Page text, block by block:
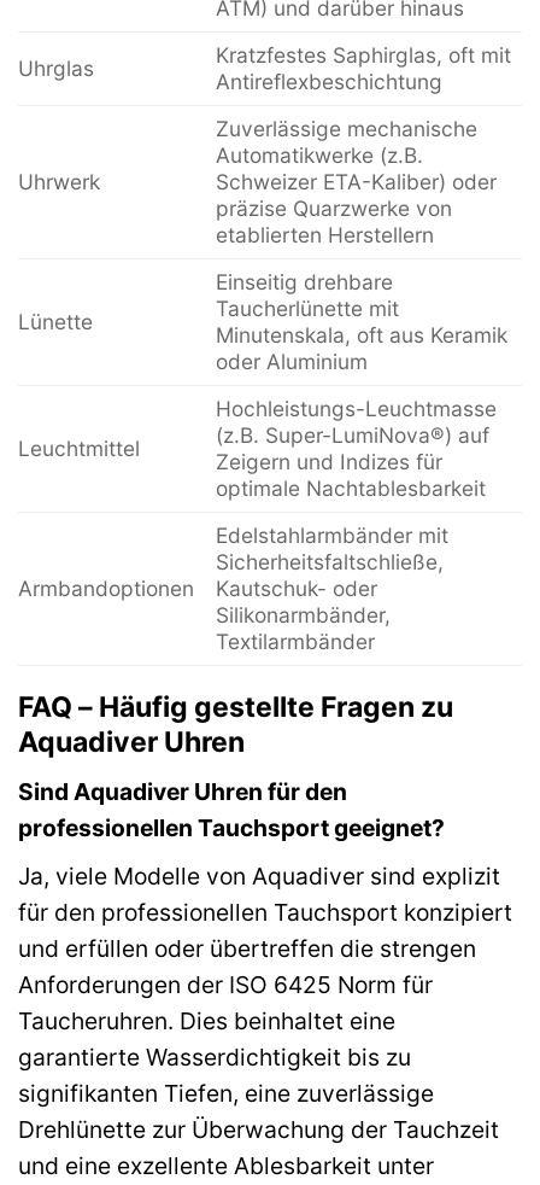
ATM) und darüber hinaus
Uhrglas
Kratzfestes Saphirglas, oft mit
Antireflexbeschichtung
Uhrwerk
Zuverlässige mechanische
Automatikwerke (z.B.
Schweizer ETA-Kaliber) oder
präzise Quarzwerke von
etablierten Herstellern
Lünette
Einseitig drehbare
Taucherlünette mit
Minutenskala, oft aus Keramik
oder Aluminium
Leuchtmittel
Hochleistungs-Leuchtmasse
(z.B. Super-LumiNova®) auf
Zeigern und Indizes für
optimale Nachtablesbarkeit
Armbandoptionen
Edelstahlarmbänder mit
Sicherheitsfaltschließe,
Kautschuk- oder
Silikonarmbänder,
Textilarmbänder
FAQ – Häufig gestellte Fragen zu
Aquadiver Uhren
Sind Aquadiver Uhren für den
professionellen Tauchsport geeignet?
Ja, viele Modelle von Aquadiver sind explizit
für den professionellen Tauchsport konzipiert
und erfüllen oder übertreffen die strengen
Anforderungen der ISO 6425 Norm für
Taucheruhren. Dies beinhaltet eine
garantierte Wasserdichtigkeit bis zu
signifikanten Tiefen, eine zuverlässige
Drehlünette zur Überwachung der Tauchzeit
und eine exzellente Ablesbarkeit unter